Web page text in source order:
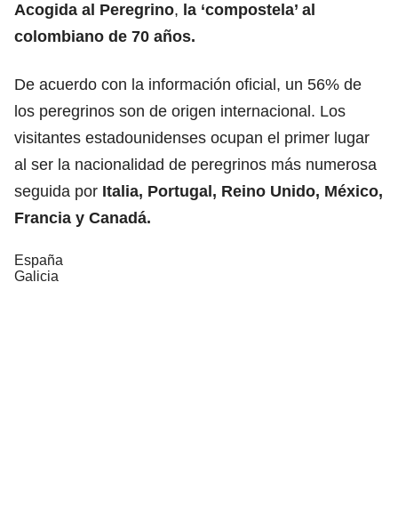
Acogida al Peregrino, la ‘compostela’ al
colombiano de 70 años.
De acuerdo con la información oficial, un 56% de
los peregrinos son de origen internacional. Los
visitantes estadounidenses ocupan el primer lugar
al ser la nacionalidad de peregrinos más numerosa
seguida por Italia, Portugal, Reino Unido, México,
Francia y Canadá.
España
Galicia